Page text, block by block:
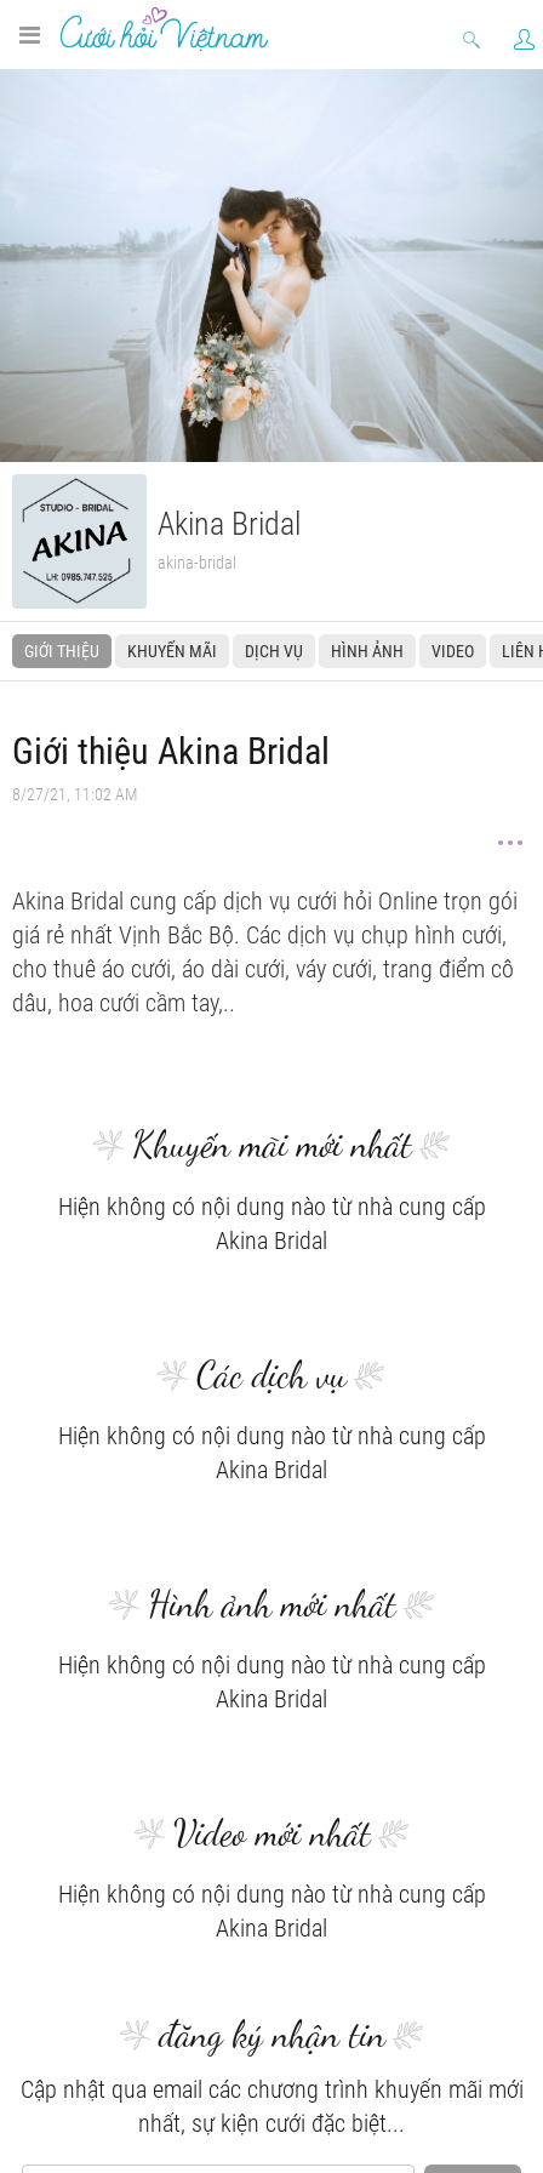
Akina Bridal
akina-bridal
GIỚI THIỆU KHUYẾN MÃI DỊCH VỤ HÌNH ẢNH VIDEO LIÊN
Giới thiệu Akina Bridal
8/27/21, 11:02 AM
Akina Bridal cung cấp dịch vụ cưới hỏi Online trọn gói
giá rẻ nhất Vịnh Bắc Bộ. Các dịch vụ chụp hình cưới,
cho thuê áo cưới, áo dài cưới, váy cưới, trang điểm cô
dâu, hoa cưới cầm tay,..
Khuyến mãi mới nhất
Hiện không có nội dung nào từ nhà cung cấp
Akina Bridal
Các dịch vụ
Hiện không có nội dung nào từ nhà cung cấp
Akina Bridal
Hình ảnh mới nhất
Hiện không có nội dung nào từ nhà cung cấp
Akina Bridal
Video mới nhất
Hiện không có nội dung nào từ nhà cung cấp
Akina Bridal
đăng ký nhận tin
Cập nhật qua email các chương trình khuyến mãi mới
nhất, sự kiện cưới đặc biệt...